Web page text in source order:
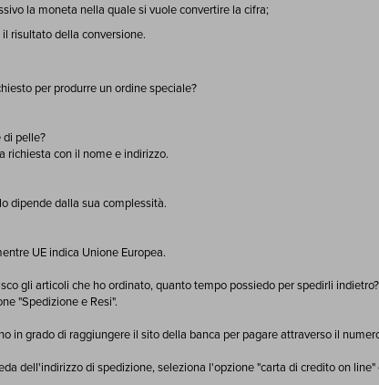
la moneta nella quale si vuole convertire la cifra;
risultato della conversione.
per produrre un ordine speciale?
di pelle?
richiesta con il nome e indirizzo.
dipende dalla sua complessità.
UE indica Unione Europea.
gli articoli che ho ordinato, quanto tempo possiedo per spedirli indietro?
"Spedizione e Resi".
in grado di raggiungere il sito della banca per pagare attraverso il
dell'indirizzo di spedizione, seleziona l'opzione "carta di credito on